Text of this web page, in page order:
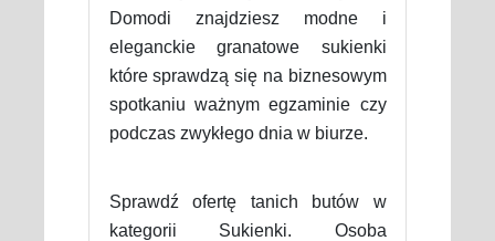
Domodi znajdziesz modne i
eleganckie granatowe sukienki
które sprawdzą się na biznesowym
spotkaniu ważnym egzaminie czy
podczas zwykłego dnia w biurze.
Sprawdź ofertę tanich butów w
kategorii Sukienki. Osoba